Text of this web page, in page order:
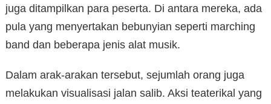
juga ditampilkan para peserta. Di antara mereka, ada
pula yang menyertakan bebunyian seperti marching
band dan beberapa jenis alat musik.
Dalam arak-arakan tersebut, sejumlah orang juga
melakukan visualisasi jalan salib. Aksi teaterikal yang